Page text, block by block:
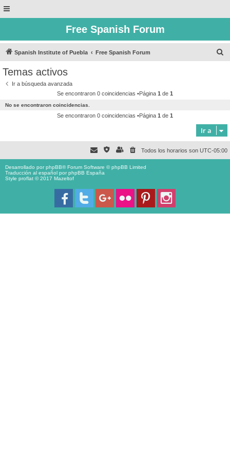
Free Spanish Forum
Spanish Institute of Puebla Free Spanish Forum
Temas activos
Ir a búsqueda avanzada
Se encontraron 0 coincidencias •Página 1 de 1
No se encontraron coincidencias.
Se encontraron 0 coincidencias •Página 1 de 1
Ir a
Todos los horarios son UTC-05:00
Desarrollado porphpBB® Forum Software © phpBB Limited
Traducción al español porphpBB España
Style proflat © 2017 Mazeltof